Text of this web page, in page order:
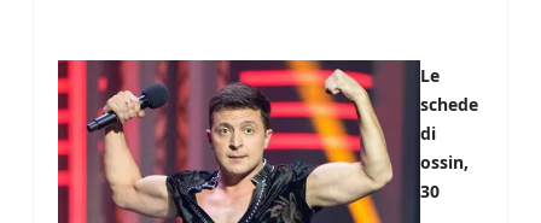
Le
schede
di
ossin,
30